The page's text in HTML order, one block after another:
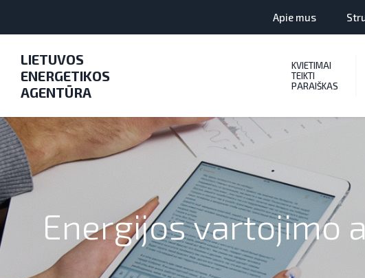
LIETUVOS
ENERGETIKOS
AGENTŪRA
Apie mus
KVIETIMAI
TEIKTI
PARAIŠKAS
Energijos vartojimo